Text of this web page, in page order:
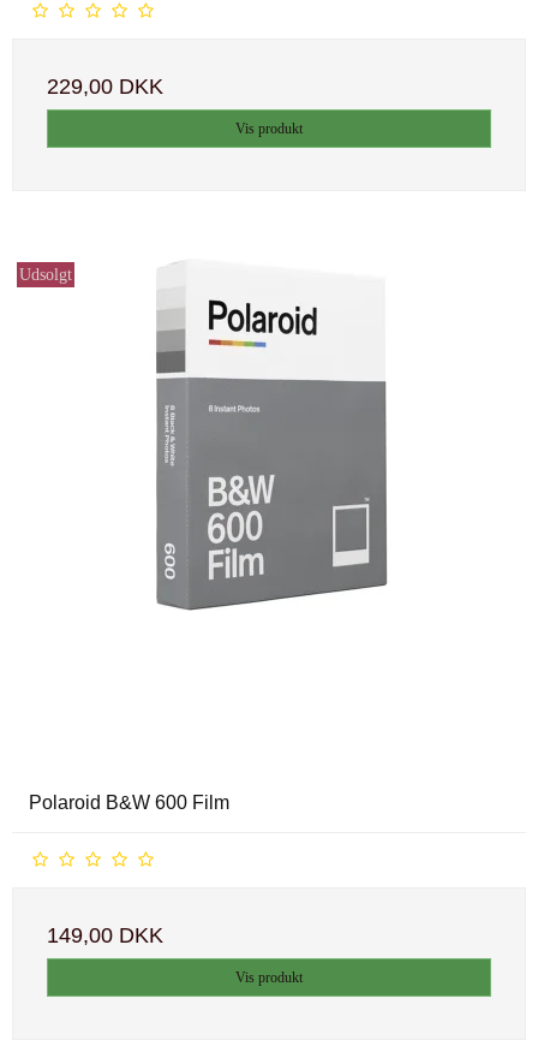
229,00 DKK
Vis produkt
Udsolgt
Polaroid B&W 600 Film
149,00 DKK
Vis produkt